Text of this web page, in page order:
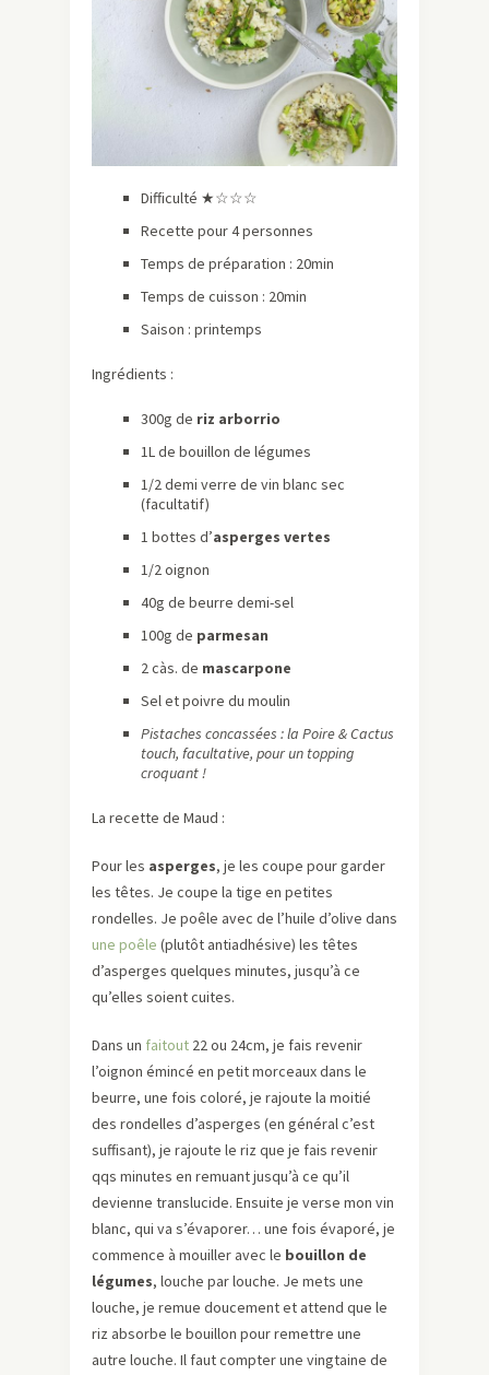
Difficulté ★☆☆☆
Recette pour 4 personnes
Temps de préparation : 20min
Temps de cuisson : 20min
Saison : printemps
Ingrédients :
300g de riz arborrio
1L de bouillon de légumes
1/2 demi verre de vin blanc sec
(facultatif)
1 bottes d’asperges vertes
1/2 oignon
40g de beurre demi-sel
100g de parmesan
2 càs. de mascarpone
Sel et poivre du moulin
Pistaches concassées : la Poire & Cactus
touch, facultative, pour un topping
croquant !
La recette de Maud :
Pour les asperges, je les coupe pour garder
les têtes. Je coupe la tige en petites
rondelles. Je poêle avec de l’huile d’olive dans
une poêle (plutôt antiadhésive) les têtes
d’asperges quelques minutes, jusqu’à ce
qu’elles soient cuites.
Dans un faitout 22 ou 24cm, je fais revenir
l’oignon émincé en petit morceaux dans le
beurre, une fois coloré, je rajoute la moitié
des rondelles d’asperges (en général c’est
suffisant), je rajoute le riz que je fais revenir
qqs minutes en remuant jusqu’à ce qu’il
devienne translucide. Ensuite je verse mon vin
blanc, qui va s’évaporer… une fois évaporé, je
commence à mouiller avec le bouillon de
légumes, louche par louche. Je mets une
louche, je remue doucement et attend que le
riz absorbe le bouillon pour remettre une
autre louche. Il faut compter une vingtaine de